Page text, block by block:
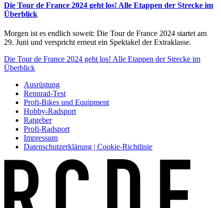
Die Tour de France 2024 geht los! Alle Etappen der Strecke im
Überblick
Morgen ist es endlich soweit: Die Tour de France 2024 startet am
29. Juni und verspricht erneut ein Spektakel der Extraklasse.
Die Tour de France 2024 geht los! Alle Etappen der Strecke im
Überblick
Ausrüstung
Rennrad-Test
Profi-Bikes und Equipment
Hobby-Radsport
Ratgeber
Profi-Radsport
Impressum
Datenschutzerklärung | Cookie-Richtlinie